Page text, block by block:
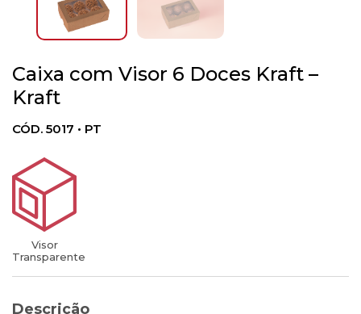
Caixa com Visor 6 Doces Kraft –
Kraft
CÓD. 5017 • PT
Visor
Transparente
Descrição